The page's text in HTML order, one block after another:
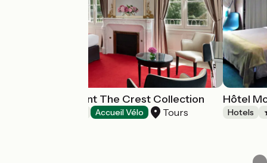
Château Belmont The Crest Collection
Accueil Vélo Tours
Hôtel
Hotels